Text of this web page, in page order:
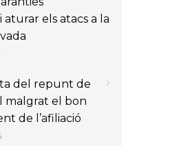
aturar els atacs a la
del repunt de
malgrat el bon
de l’afiliació